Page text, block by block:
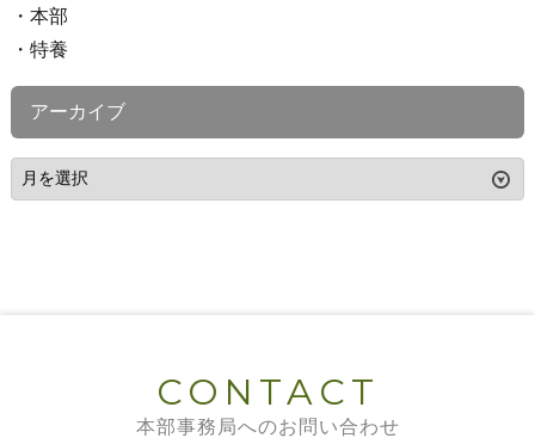
本部
特養
アーカイブ
CONTACT
本部事務局へのお問い合わせ